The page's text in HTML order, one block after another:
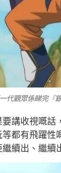
代觀眾係睇完『
講收視嘅話
都有飛躍性
續出、繼續